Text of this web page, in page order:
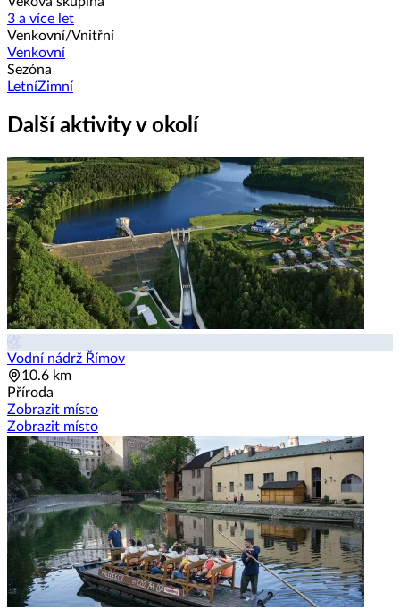
3 a více let
Venkovní/Vnitřní
Venkovní
Sezóna
LetníZimní
Další aktivity v okolí
Vodní nádrž Římov
10.6 km
Příroda
Zobrazit místo
Zobrazit místo